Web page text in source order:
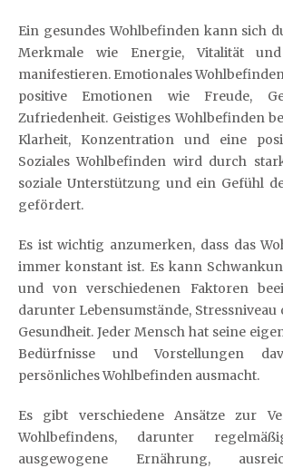
Ein gesundes Wohlbefinden kann sich
Merkmale wie Energie, Vitalität
manifestieren. Emotionales
positive Emotionen wie Freude,
Zufriedenheit. Geistiges Wohlbefinden
Klarheit, Konzentration und eine
Soziales Wohlbefinden wird durch
soziale Unterstützung und ein Gefühl
gefördert.
Es ist wichtig anzumerken, dass das
immer konstant ist. Es kann
und von verschiedenen Faktoren
darunter Lebensumstände,
Gesundheit. Jeder Mensch hat seine
Bedürfnisse und Vorstellungen
persönliches Wohlbefinden ausmacht.
Es gibt verschiedene Ansätze zur
Wohlbefindens, darunter
ausgewogene Ernährung,